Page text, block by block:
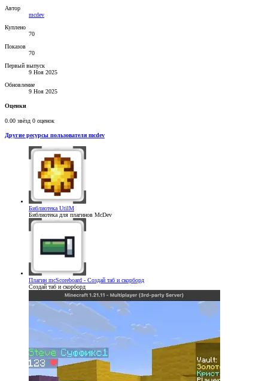
Автор
mcdev
Куплено
70
Показов
70
Первый выпуск
9 Ноя 2025
Обновление
9 Ноя 2025
Оценки
0.00 звёзд 0 оценок
Другие ресурсы пользователя mcdev
Библиотека UtilM
Библиотека для плагинов McDev
Плагин mcScoreboard - Создай таб и скорборд
Создай таб и скорборд